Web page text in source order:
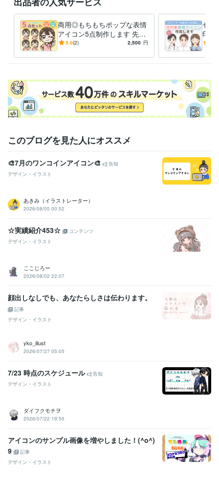
商用◎もちもちポップな表情
アイコン5点制作します 先着
3名様モニター価格でご提
5.0(2) 2,500 円
セミ
印象
K◎
このブログを見た人にオススメ
🎨7月のワンコインアイコン🎨
告知
デザイン・イラスト
あきみ（イラストレーター）
2026/08/05 00:52
☆実績紹介453☆
コンテンツ
デザイン・イラスト
ここじろー
2026/08/02 22:07
顔出しなしでも、あなたらしさは伝わります。
記事
デザイン・イラスト
yko_illust
2026/07/27 05:05
7/23 時点のスケジュール
告知
デザイン・イラスト
ダイフクモチヲ
2026/07/22 19:55
アイコンのサンプル画像を増やしました！(^o^)
9
記事
デザイン・イラスト